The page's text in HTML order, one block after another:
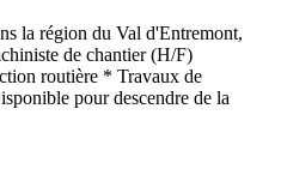
la région du Val d'Entremont,
de chantier (H/F)
routière * Travaux de
pour descendre de la